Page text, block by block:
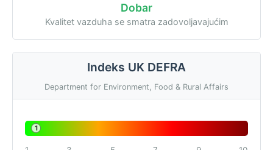
Dobar
Kvalitet vazduha se smatra zadovoljavajućim
Indeks UK DEFRA
Department for Environment, Food & Rural Affairs
1